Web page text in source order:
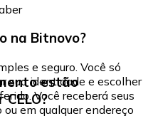
na Bitnovo?
e seguro. Você só
sua identidade e escolher
Você receberá seus
em qualquer endereço
estão